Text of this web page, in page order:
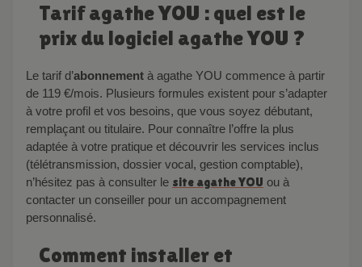
Tarif agathe YOU : quel est le
prix du logiciel agathe YOU ?
Le tarif d’abonnement à agathe YOU commence à partir
de 119 €/mois. Plusieurs formules existent pour s’adapter
à votre profil et vos besoins, que vous soyez débutant,
remplaçant ou titulaire. Pour connaître l’offre la plus
adaptée à votre pratique et découvrir les services inclus
(télétransmission, dossier vocal, gestion comptable),
n’hésitez pas à consulter le site agathe YOU ou à
contacter un conseiller pour un accompagnement
personnalisé.
Comment installer et